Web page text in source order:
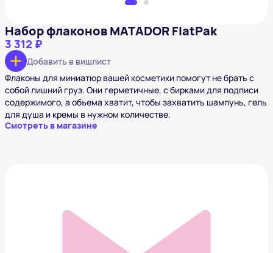
Набор флаконов MATADOR FlatPak
3 312 ₽
Добавить в вишлист
Флаконы для миниатюр вашей косметики помогут не брать с
собой лишний груз. Они герметичные, с бирками для подписи
содержимого, а объема хватит, чтобы захватить шампунь, гель
для душа и кремы в нужном количестве.
Смотреть в магазине